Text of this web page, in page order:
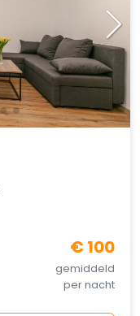
€ 100
gemiddeld
per nacht